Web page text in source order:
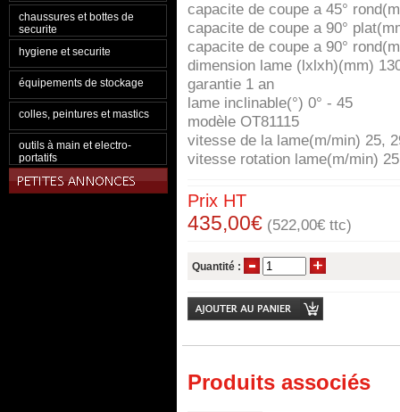
chaussures et bottes de
securite
hygiene et securite
équipements de stockage
colles, peintures et mastics
outils à main et electro-
portatifs
capacite de coupe a 45°
capacite de coupe a 90°
capacite de coupe a 90°
dimension lame (lxlxh)(mm)
garantie 1 an
lame inclinable(°) 0° - 45
modèle OT81115
vitesse de la lame(m/min) 25,
vitesse rotation lame(m/min) 25
Prix HT
435,00€ (522,00€ ttc)
Quantité :
Produits associés